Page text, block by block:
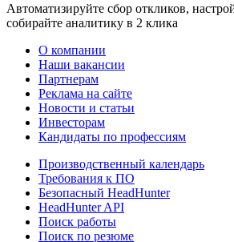
Автоматизируйте сбор откликов,
собирайте аналитику в 2 клика
О компании
Наши вакансии
Партнерам
Реклама на сайте
Новости и статьи
Инвесторам
Кандидаты по профессиям
Производственный календарь
Требования к ПО
Безопасный HeadHunter
HeadHunter API
Поиск работы
Поиск по резюме